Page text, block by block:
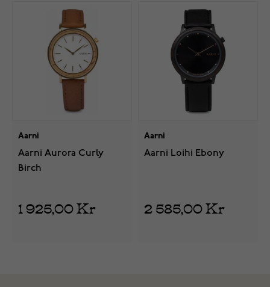
Aarni
Aarni Aurora Curly
Birch
1 925,00 Kr
Aarni
Aarni Loihi Ebony
2 585,00 Kr